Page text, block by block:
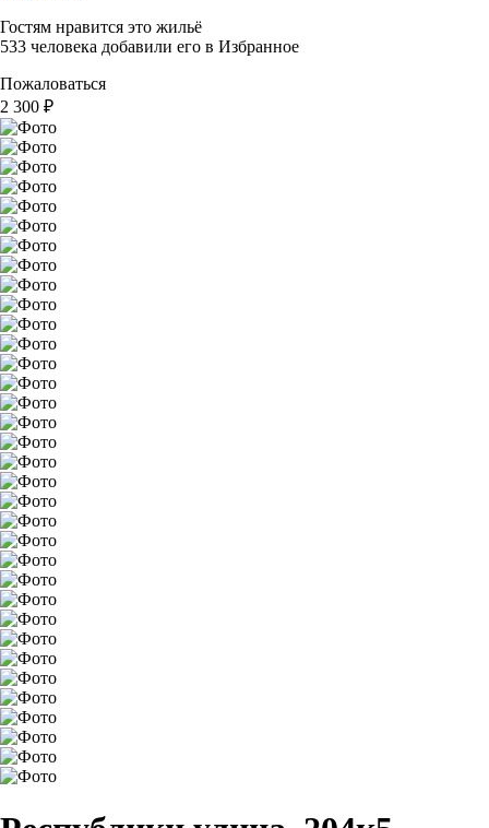
Гостям нравится это жильё
533 человека добавили его в Избранное
Пожаловаться
2 300 ₽